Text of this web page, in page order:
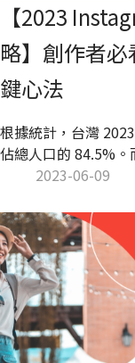
【2023
略】創作者
鍵心法
根據統計，台灣
佔總人口的 84.5%
1010 萬。KOL
供「熱門創作內容趨
「KOL 與品牌接洽懶
位 Instagram 帳號
者掌握致勝關鍵，在
2023-06-09